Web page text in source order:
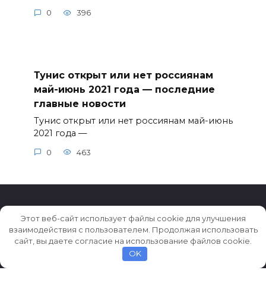
0 396
Тунис открыт или нет россиянам
май-июнь 2021 года — последние
главные новости
Тунис открыт или нет россиянам май-июнь
2021 года —
0 463
© 2026 Истории ★ Новости ★ Факты ★ Очерки
Этот веб-сайт использует файлы cookie для улучшения
взаимодействия с пользователем. Продолжая использовать
сайт, вы даете согласие на использование файлов cookie.
OK